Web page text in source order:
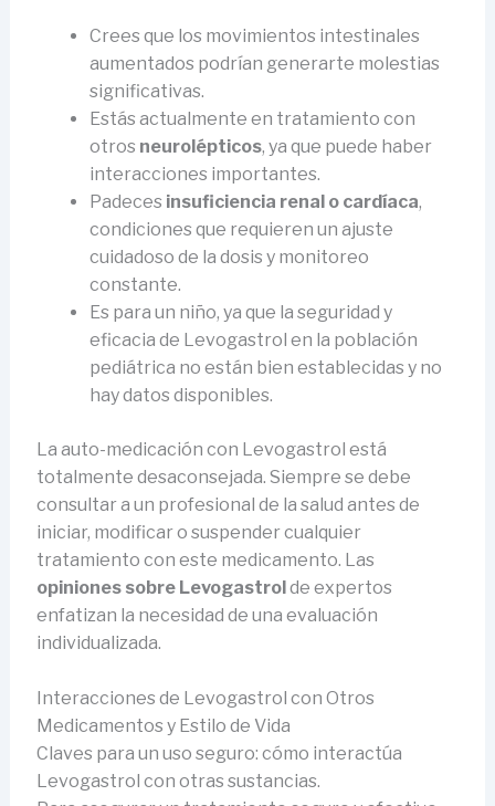
Crees que los movimientos intestinales
aumentados podrían generarte molestias
significativas.
Estás actualmente en tratamiento con
otros neurolépticos, ya que puede haber
interacciones importantes.
Padeces insuficiencia renal o cardíaca,
condiciones que requieren un ajuste
cuidadoso de la dosis y monitoreo
constante.
Es para un niño, ya que la seguridad y
eficacia de Levogastrol en la población
pediátrica no están bien establecidas y no
hay datos disponibles.
La auto-medicación con Levogastrol está
totalmente desaconsejada. Siempre se debe
consultar a un profesional de la salud antes de
iniciar, modificar o suspender cualquier
tratamiento con este medicamento. Las
opiniones sobre Levogastrolde expertos
enfatizan la necesidad de una evaluación
individualizada.
Interacciones de Levogastrol con Otros
Medicamentos y Estilo de Vida
Claves para un uso seguro: cómo interactúa
Levogastrol con otras sustancias.